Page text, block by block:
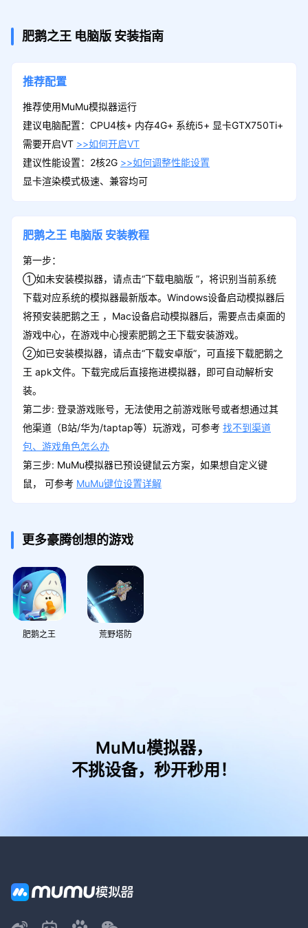
肥鹅之王 电脑版 安装指南
推荐配置
推荐使用MuMu模拟器运行
建议电脑配置：CPU4核+ 内存4G+ 系统i5+ 显卡GTX750Ti+
需要开启VT >>如何开启VT
建议性能设置：2核2G >>如何调整性能设置
显卡渲染模式极速、兼容均可
肥鹅之王 电脑版 安装教程
第一步：
①如未安装模拟器，请点击“下载电脑版 ”，将识别当前系统
下载对应系统的模拟器最新版本。Windows设备启动模拟器后
将预安装肥鹅之王 ，Mac设备启动模拟器后，需要点击桌面的
游戏中心，在游戏中心搜索肥鹅之王下载安装游戏。
②如已安装模拟器，请点击“下载安卓版”，可直接下载肥鹅之
王 apk文件。下载完成后直接拖进模拟器，即可自动解析安
装。
第二步: 登录游戏账号，无法使用之前游戏账号或者想通过其
他渠道（B站/华为/taptap等）玩游戏，可参考 找不到渠道
包、游戏角色怎么办
第三步: MuMu模拟器已预设键鼠云方案，如果想自定义键
鼠， 可参考 MuMu键位设置详解
更多豪腾创想的游戏
肥鹅之王 荒野塔防
MuMu模拟器，
不挑设备，秒开秒用！